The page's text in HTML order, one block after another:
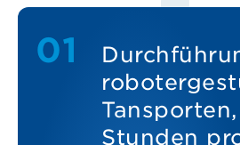
Tansporten,
Stunden